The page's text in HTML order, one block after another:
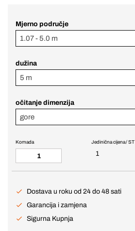
Mjerno područje
1.07 - 5.0 m
dužina
5 m
očitanje dimenzija
gore
Jedinična cijena / ST
1
Komada
Dostava u roku od 24 do 48 sati
Garancija i zamjena
Sigurna Kupnja